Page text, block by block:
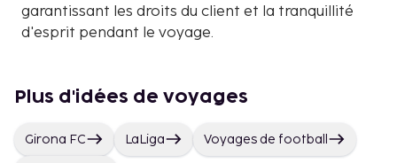
garantissant les droits du client et la tranquillité
d'esprit pendant le voyage.
Plus d'idées de voyages
Girona FC LaLiga Voyages de football